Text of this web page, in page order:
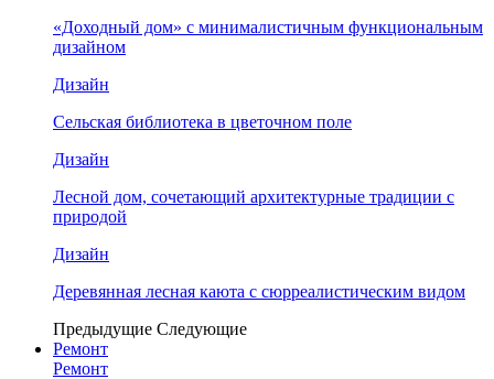
«Доходный дом» с минималистичным функциональным
дизайном
Дизайн
Сельская библиотека в цветочном поле
Дизайн
Лесной дом, сочетающий архитектурные традиции с
природой
Дизайн
Деревянная лесная каюта с сюрреалистическим видом
Предыдущие Следующие
Ремонт
Ремонт